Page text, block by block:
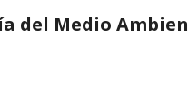
del Medio